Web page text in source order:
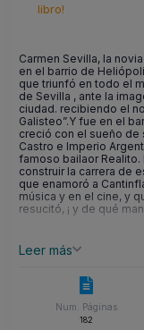
libro!
Carmen Sevilla, la
en el barrio de
que triunfó en todo el
de Sevilla , ante la
ciudad. recibiendo el
Galisteo”.Y fue en el
creció con el sueño de
Castro e Imperio
famoso bailaor
construir la carrera de
que enamoró a
música y en el cine, y
resucitó, ¡ y de qué
Leer más
Num. Páginas
182